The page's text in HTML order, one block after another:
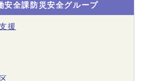
安全課防災安全グループ
援